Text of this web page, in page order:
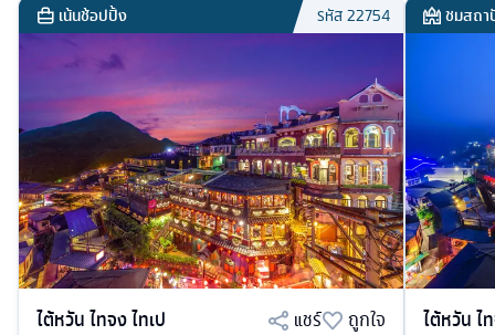
เน้นช้อปปิ้ง รหัส22754
ไต้หวัน ไทจง ไทเป แชร์
ถูกใจ
ชมสถ
ไต้หวัน ไ